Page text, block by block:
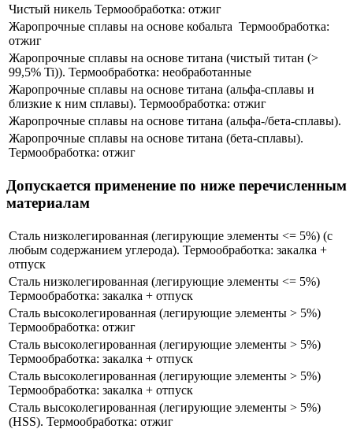
Чистый никель Термообработка: отжиг
​Жаропрочные сплавы на основе кобальта ​ Термообработка:
отжиг
​Жаропрочные сплавы на основе титана (чистый титан (>
99,5% Ti)). Термообработка: необработанные
​Жаропрочные сплавы на основе титана (альфа-сплавы и
близкие к ним сплавы). Термообработка: отжиг
​Жаропрочные сплавы на основе титана (альфа-/бета-сплавы).
​Жаропрочные сплавы на основе титана (​бета-сплавы).
Термообработка: отжиг
Допускается применение по ниже перечисленным
материалам
Сталь низколегированная (легирующие элементы <= 5%) (с
любым содержанием углерода). Термообработка: закалка +
отпуск
Сталь низколегированная (легирующие элементы <= 5%)
Термообработка: закалка + отпуск
Сталь высоколегированная (легирующие элементы > 5%)
Термообработка: отжиг
Сталь высоколегированная (легирующие элементы > 5%)
Термообработка: закалка + отпуск
Сталь высоколегированная (легирующие элементы > 5%)
Термообработка: закалка + отпуск
Сталь высоколегированная (легирующие элементы > 5%)
(HSS​). Термообработка: отжиг